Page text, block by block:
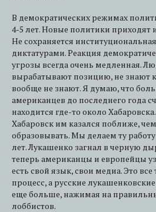
В демократических режимах
4-5 лет. Новые политики приходят
Не сохраняется
диктатурами. Реакция
угрозы всегда очень медленная.
вырабатывают позицию, не знают
вообще не знают. Я думаю, что
американцев до последнего года
находится где-то около
Хабаровск им казался поближе,
образовывать. Мы делаем ту
лет. Лукашенко загнал в черную
теперь американцы и европейцы
есть свой язык, свои медиа. Это
процесс, а русские
еще больше, нажимая на
лоббистов.